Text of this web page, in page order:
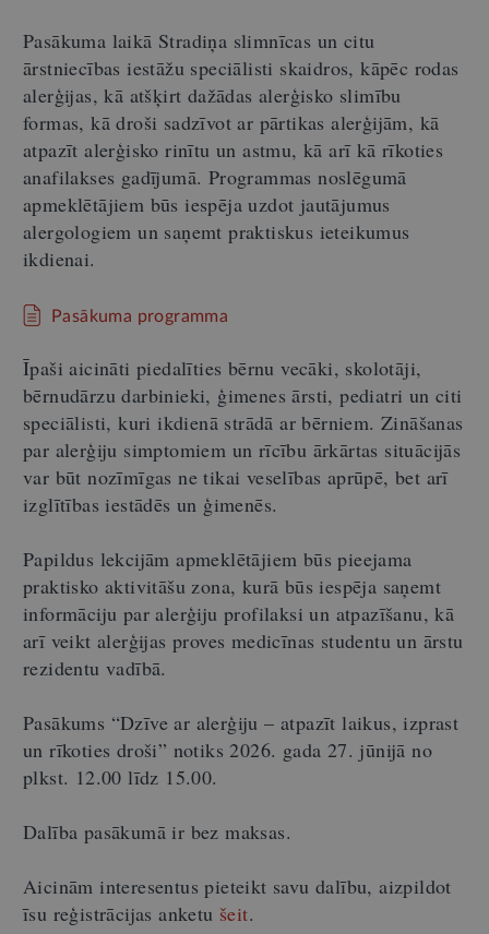
Pasākuma laikā Stradiņa slimnīcas un citu
ārstniecības iestāžu speciālisti skaidros, kāpēc rodas
alerģijas, kā atšķirt dažādas alerģisko slimību
formas, kā droši sadzīvot ar pārtikas alerģijām, kā
atpazīt alerģisko rinītu un astmu, kā arī kā rīkoties
anafilakses gadījumā. Programmas noslēgumā
apmeklētājiem būs iespēja uzdot jautājumus
alergologiem un saņemt praktiskus ieteikumus
ikdienai.
Pasākuma programma
Īpaši aicināti piedalīties bērnu vecāki, skolotāji,
bērnudārzu darbinieki, ģimenes ārsti, pediatri un citi
speciālisti, kuri ikdienā strādā ar bērniem. Zināšanas
par alerģiju simptomiem un rīcību ārkārtas situācijās
var būt nozīmīgas ne tikai veselības aprūpē, bet arī
izglītības iestādēs un ģimenēs.
Papildus lekcijām apmeklētājiem būs pieejama
praktisko aktivitāšu zona, kurā būs iespēja saņemt
informāciju par alerģiju profilaksi un atpazīšanu, kā
arī veikt alerģijas proves medicīnas studentu un ārstu
rezidentu vadībā.
Pasākums “Dzīve ar alerģiju – atpazīt laikus, izprast
un rīkoties droši” notiks 2026. gada 27. jūnijā no
plkst. 12.00 līdz 15.00.
Dalība pasākumā ir bez maksas.
Aicinām interesentus pieteikt savu dalību, aizpildot
īsu reģistrācijas anketu šeit.